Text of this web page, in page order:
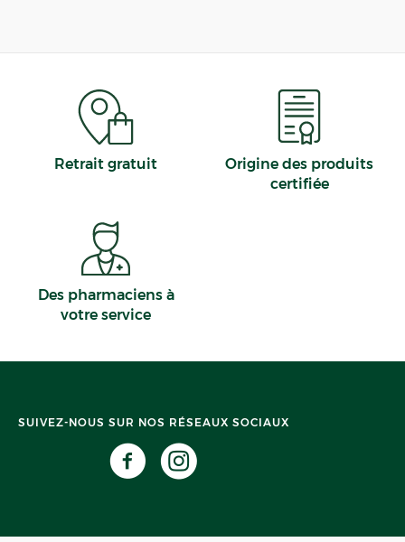
Retrait gratuit
Origine des produits
certifiée
Des pharmaciens à
votre service
SUIVEZ-NOUS SUR NOS RÉSEAUX SOCIAUX